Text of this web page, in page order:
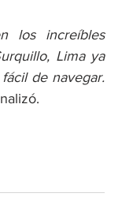
los increíbles
Lima ya
de navegar.